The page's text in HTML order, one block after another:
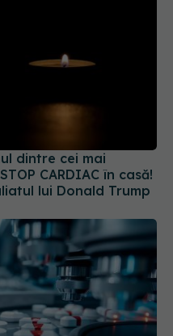
dintre cei mai
CARDIAC în casă!
lui Donald Trump